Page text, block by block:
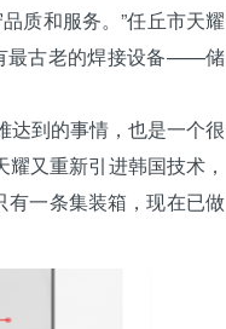
质和服务。”任丘市天耀
最古老的焊接设备——储
到的事情，也是一个很
又重新引进韩国技术，
一条集装箱，现在已做